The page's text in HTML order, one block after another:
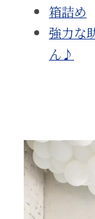
箱詰め
強力な
ん♪